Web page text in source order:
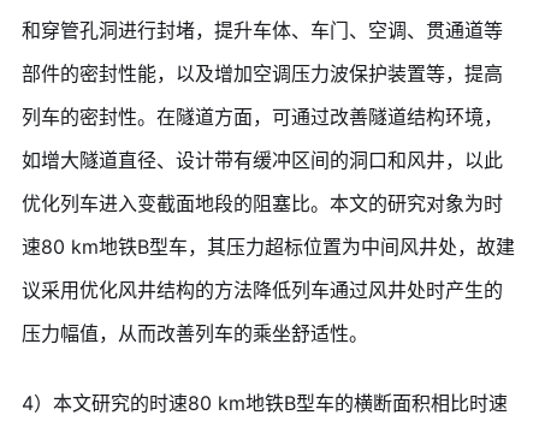
和穿管孔洞进行封堵，提升车体、车门、空调、贯通道等
部件的密封性能，以及增加空调压力波保护装置等，提高
列车的密封性。在隧道方面，可通过改善隧道结构环境，
如增大隧道直径、设计带有缓冲区间的洞口和风井，以此
优化列车进入变截面地段的阻塞比。本文的研究对象为时
速80 km地铁B型车，其压力超标位置为中间风井处，故建
议采用优化风井结构的方法降低列车通过风井处时产生的
压力幅值，从而改善列车的乘坐舒适性。
4）本文研究的时速80 km地铁B型车的横断面积相比时速